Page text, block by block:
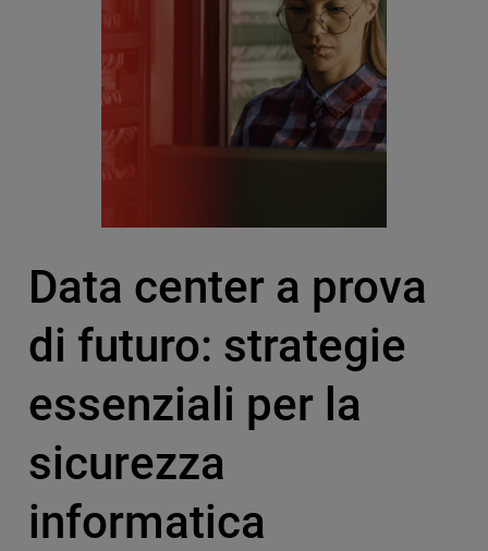
Data center a prova
di futuro: strategie
essenziali per la
sicurezza
informatica